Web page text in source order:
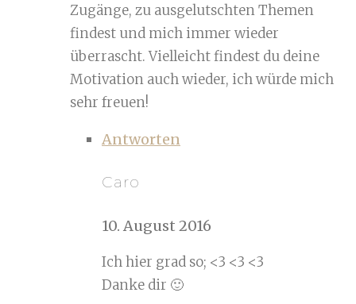
Zugänge, zu ausgelutschten Themen
findest und mich immer wieder
überrascht. Vielleicht findest du deine
Motivation auch wieder, ich würde mich
sehr freuen!
Antworten
Caro
10. August 2016
Ich hier grad so; <3 <3 <3
Danke dir 🙂